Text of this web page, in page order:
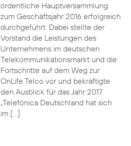
ordentliche Hauptversammlung
zum Geschäftsjahr 2016 erfolgreich
durchgeführt. Dabei stellte der
Vorstand die Leistungen des
Unternehmens im deutschen
Telekommunikationsmarkt und die
Fortschritte auf dem Weg zur
OnLife Telco vor und bekräftigte
den Ausblick für das Jahr 2017.
„Telefónica Deutschland hat sich
im […]